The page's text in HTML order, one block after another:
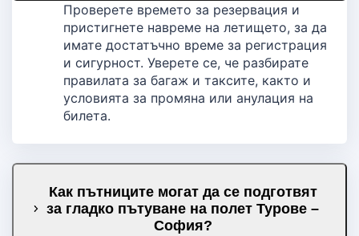
Проверете времето за резервация и
пристигнете навреме на летището, за да
имате достатъчно време за регистрация
и сигурност. Уверете се, че разбирате
правилата за багаж и таксите, както и
условията за промяна или анулация на
билета.
Как пътниците могат да се подготвят
за гладко пътуване на полет Турове –
София?